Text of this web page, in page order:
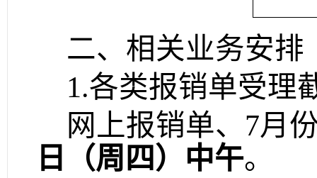
二、相关业务安排
1.各类报销单受理
网上报销单、 7月
日
（周四 ） 中午。